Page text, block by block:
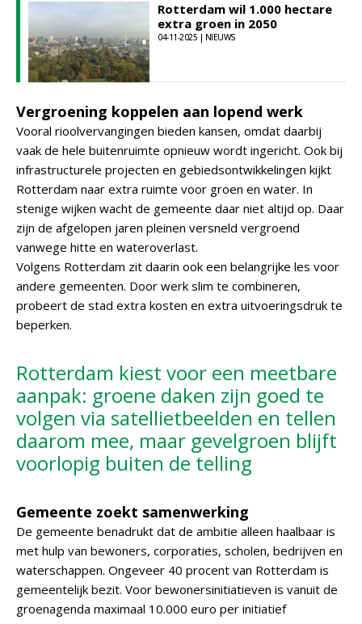
Rotterdam wil 1.000 hectare
extra groen in 2050
04-11-2025 | NIEUWS
Vergroening koppelen aan lopend werk
Vooral rioolvervangingen bieden kansen, omdat daarbij
vaak de hele buitenruimte opnieuw wordt ingericht. Ook bij
infrastructurele projecten en gebiedsontwikkelingen kijkt
Rotterdam naar extra ruimte voor groen en water. In
stenige wijken wacht de gemeente daar niet altijd op. Daar
zijn de afgelopen jaren pleinen versneld vergroend
vanwege hitte en wateroverlast.
Volgens Rotterdam zit daarin ook een belangrijke les voor
andere gemeenten. Door werk slim te combineren,
probeert de stad extra kosten en extra uitvoeringsdruk te
beperken.
Rotterdam kiest voor een meetbare
aanpak: groene daken zijn goed te
volgen via satellietbeelden en tellen
daarom mee, maar gevelgroen blijft
voorlopig buiten de telling
Gemeente zoekt samenwerking
De gemeente benadrukt dat de ambitie alleen haalbaar is
met hulp van bewoners, corporaties, scholen, bedrijven en
waterschappen. Ongeveer 40 procent van Rotterdam is
gemeentelijk bezit. Voor bewonersinitiatieven is vanuit de
groenagenda maximaal 10.000 euro per initiatief